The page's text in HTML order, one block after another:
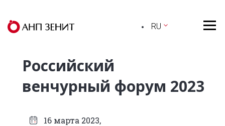
RU
Российский
венчурный форум 2023
16 марта 2023,